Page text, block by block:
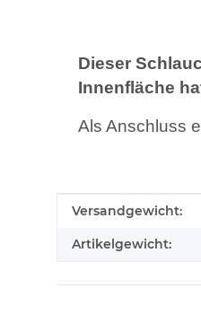
Dieser
Innenfläche
Als Anschluss
Produkteigenschaft
Wert
Versandgewicht:
Artikelgewicht: